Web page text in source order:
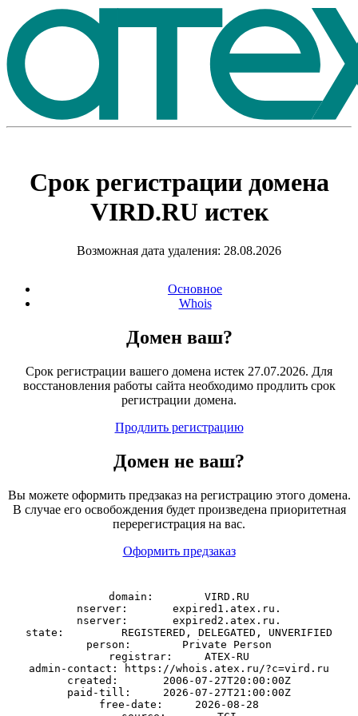
Срок регистрации домена
VIRD.RUистек
Возможная дата удаления: 28.08.2026
Основное
Whois
Домен ваш?
Срок регистрации вашего домена истек 27.07.2026. Для
восстановления работы сайта необходимо продлить срок
регистрации домена.
Продлить регистрацию
Домен не ваш?
Вы можете оформить предзаказ на регистрацию этого домена.
В случае его освобождения будет произведена приоритетная
перерегистрация на вас.
Оформить предзаказ
domain:        VIRD.RU
nserver:       expired1.atex.ru.
nserver:       expired2.atex.ru.
state:         REGISTERED, DELEGATED, UNVERIFIED
person:        Private Person
registrar:     ATEX-RU
admin-contact: https://whois.atex.ru/?c=vird.ru
created:       2006-07-27T20:00:00Z
paid-till:     2026-07-27T21:00:00Z
free-date:     2026-08-28